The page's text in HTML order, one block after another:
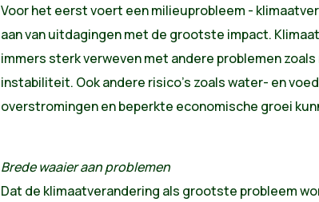
Voor het eerst voert een milieuprobleem -
aan van uitdagingen met de grootste impact.
immers sterk verweven met andere problemen
instabiliteit. Ook andere risico's zoals water- en
overstromingen en beperkte economische groei
Brede waaier aan problemen
Dat de klimaatverandering als grootste probleem